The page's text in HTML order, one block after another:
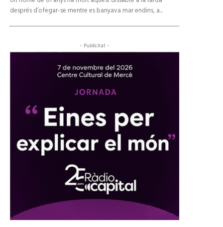
després d’ofegar-se mentre es banyava mar endins, a...
- Publicitat -